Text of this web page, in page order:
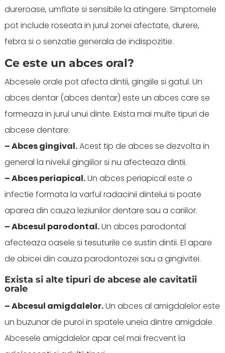
dureroase, umflate si sensibile la atingere. Simptomele
pot include roseata in jurul zonei afectate, durere,
febra si o senzatie generala de indispozitie.
Ce este un abces oral?
Abcesele orale pot afecta dintii, gingiile si gatul. Un
abces dentar (abces dentar) este un abces care se
formeaza in jurul unui dinte. Exista mai multe tipuri de
abcese dentare:
– Abces gingival.Acest tip de abces se dezvolta in
general la nivelul gingiilor si nu afecteaza dintii.
– Abces periapical.Un abces periapical este o
infectie formata la varful radacinii dintelui si poate
aparea din cauza leziunilor dentare sau a cariilor.
– Abcesul parodontal.Un abces parodontal
afecteaza oasele si tesuturile ce sustin dintii. El apare
de obicei din cauza parodontozei sau a gingivitei.
Exista si alte tipuri de abcese ale cavitatii
orale
– Abcesul amigdalelor.Un abces al amigdalelor este
un buzunar de puroi in spatele uneia dintre amigdale.
Abcesele amigdalelor apar cel mai frecvent la